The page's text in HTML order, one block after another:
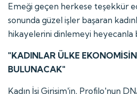
Emeği geçen herkese teşekkür
sonunda güzel işler başaran
hikayelerini dinlemeyi heyecanla
"KADINLAR ÜLKE
BULUNACAK"
Kadın İşi Girişim'in, Profilo'nun